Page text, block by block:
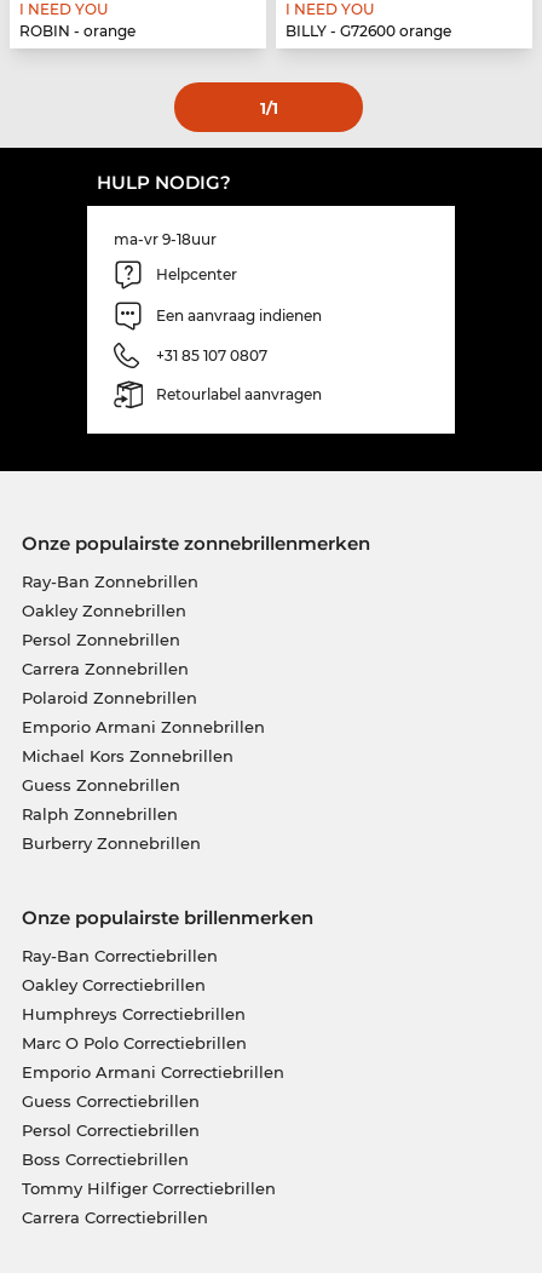
I NEED YOU
ROBIN - orange
I NEED YOU
BILLY - G72600 orange
1/1
HULP NODIG?
ma-vr 9-18uur
Helpcenter
Een aanvraag indienen
+31 85 107 0807
Retourlabel aanvragen
Onze populairste zonnebrillenmerken
Ray-Ban Zonnebrillen
Oakley Zonnebrillen
Persol Zonnebrillen
Carrera Zonnebrillen
Polaroid Zonnebrillen
Emporio Armani Zonnebrillen
Michael Kors Zonnebrillen
Guess Zonnebrillen
Ralph Zonnebrillen
Burberry Zonnebrillen
Onze populairste brillenmerken
Ray-Ban Correctiebrillen
Oakley Correctiebrillen
Humphreys Correctiebrillen
Marc O Polo Correctiebrillen
Emporio Armani Correctiebrillen
Guess Correctiebrillen
Persol Correctiebrillen
Boss Correctiebrillen
Tommy Hilfiger Correctiebrillen
Carrera Correctiebrillen